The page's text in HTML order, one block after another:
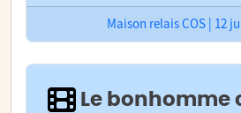
Maison relais COS | 12
Le bonhomme